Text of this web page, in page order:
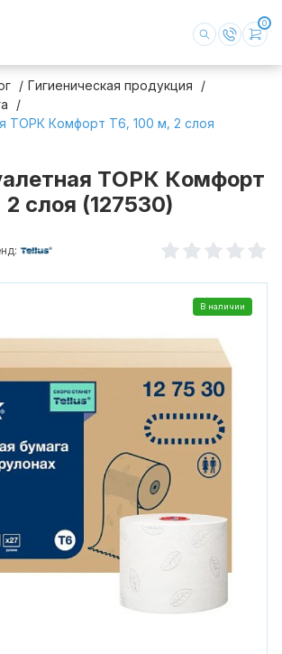
0
Гигиеническая продукция
ТОРК Комфорт Т6, 100 м, 2 слоя
ТОРК Комфорт
слоя (127530)
В наличии